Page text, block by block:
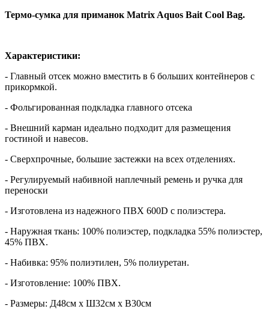
Термо-сумка для приманок Matrix Aquos Bait Cool Bag.
Характеристики:
- Главный отсек можно вместить в 6 больших контейнеров с
прикормкой.
- Фольгированная подкладка главного отсека
- Внешний карман идеально подходит для размещения
гостиной и навесов.
- Сверхпрочные, большие застежки на всех отделениях.
- Регулируемый набивной наплечный ремень и ручка для
переноски
- Изготовлена из надежного ПВХ 600D с полиэстера.
- Наружная ткань: 100% полиэстер, подкладка 55% полиэстер,
45% ПВХ.
- Набивка: 95% полиэтилен, 5% полиуретан.
- Изготовление: 100% ПВХ.
- Размеры: Д48см х Ш32см х В30см